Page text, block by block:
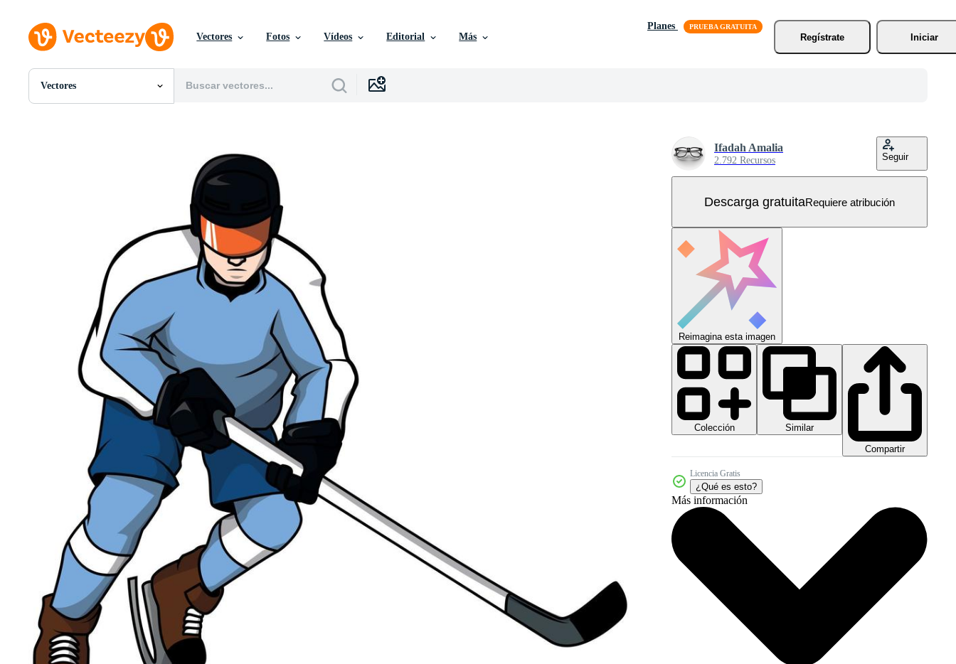
Vectores Fotos Vídeos Editorial Más
Planes
Regístrate
Iniciar
Vectores
Todas Imágenes
Imágenes Editoriales
Eventos Editoriales
Ifadah Amalia
2.792 Recursos Seguir
Descarga gratuitaRequiere atribución
Reimagina esta imagen
Colección
Similar
Compartir
Licencia Gratis
¿Qué es esto?
Más información